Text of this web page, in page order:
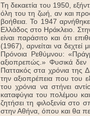
Τη δεκαετία του 1950,
όλη του τη ζωή, αν και
βοήθεια. Το 1947
Ελλάδος στο Ηράκλειο.
είναι παράσιτο και ότι
(1967), αρνείται να
Πρόνοια Ρεθύμνου:
αξιοπρεπώς.» Φυσικά δεν
Παττακός στα χρόνια της
την αξιοπρέπεια που του
του χρόνια να στήνει
καταφύγια του πολέμου
ζητήσει τη φιλοξενία
στην Αθήνα, όπου και θα